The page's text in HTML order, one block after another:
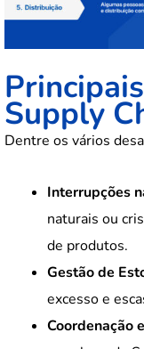
Supply
Dentre os vários
Interrupções
naturais ou
de produtos.
Gestão de
excesso e
Coordenação